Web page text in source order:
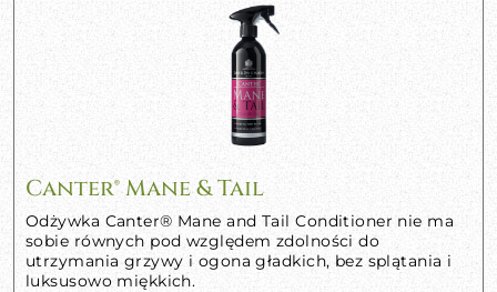
Canter® Mane & Tail
Odżywka Canter® Mane and Tail Conditioner nie ma
sobie równych pod względem zdolności do
utrzymania grzywy i ogona gładkich, bez splątania i
luksusowo miękkich.